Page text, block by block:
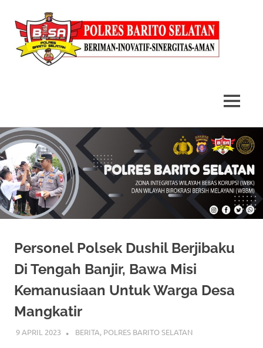
Skip
to
content
MENU
Personel Polsek Dushil Berjibaku
Di Tengah Banjir, Bawa Misi
Kemanusiaan Untuk Warga Desa
Mangkatir
9 APRIL 2023 ADMIN_POLRESBARSEL
BERITA, POLRES BARITO SELATAN